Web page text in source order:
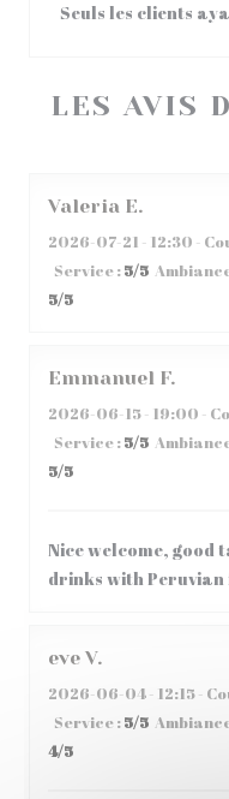
LES AVIS
Valeria E
2026-07-21 - 12:30 -
Service :5/5
5/5
Emmanuel F
2026-06-15- 19:00 -
Service :5/5
5/5
Nice welcome, good
drinks with Peruvian
eve V
2026-06-04- 12:15 -
Service :5/5
4/5
Seuls les clients